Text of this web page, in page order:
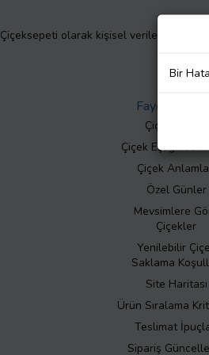
Çiçeksepeti olarak kişisel verilerinizin
Faydalı Bilgiler
Çiçek Bakımı
Çiçek Eşliğinde
Çiçek
Özel Günler
Mevsimlere
Çiçekler
Yenilebilir
Saklama
Site Haritası
Ürün Sıralama
Teslimat
Sipariş
Bir